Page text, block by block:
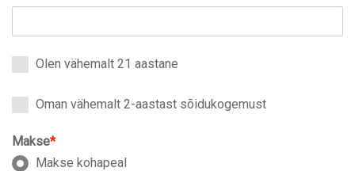
Olen vähemalt 21 aastane
Oman vähemalt 2-aastast sõidukogemust
Makse*
Makse kohapeal